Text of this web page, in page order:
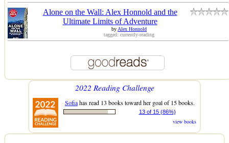
Alone on the Wall: Alex Honnold and the
Ultimate Limits of Adventure
byAlex Honnold
tagged: currently-reading
2022 Reading Challenge
Sofiahas read 13 books toward her goal of 15 books.
13 of 15 (86%)
view books